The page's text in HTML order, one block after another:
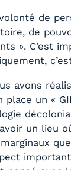
de
de
». C’est
avons
un «
un lieu